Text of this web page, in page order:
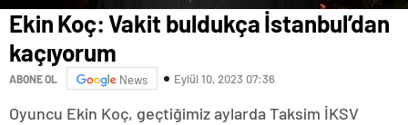
Ekin Koç: Vakit buldukça İstanbul’dan
kaçıyorum
ABONE OL News Eylül 10, 2023 07:36
Oyuncu Ekin Koç, geçtiğimiz aylarda Taksim İKSV